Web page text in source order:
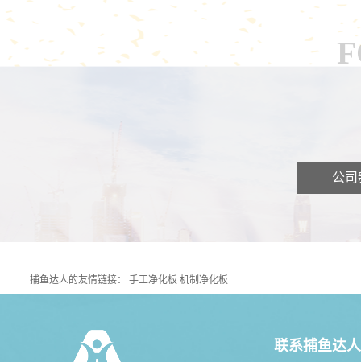
公司
捕鱼达人的友情链接：手工净化板机制净化板
联系捕鱼达人